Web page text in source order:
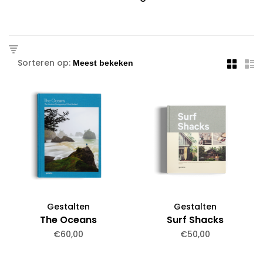
Sorteren op:
Gestalten
The Oceans
€60,00
Gestalten
Surf Shacks
€50,00